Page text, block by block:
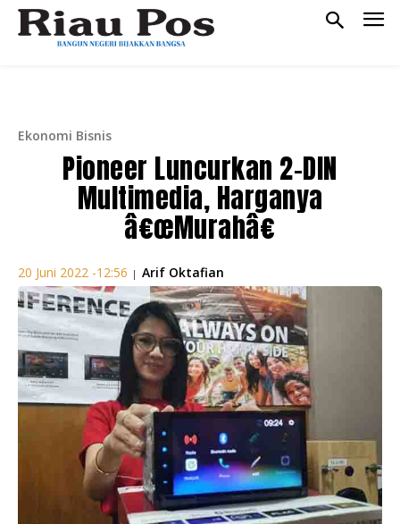
Ekonomi Bisnis
Pioneer Luncurkan 2-DIN
Multimedia, Harganya
â€œMurahâ€
20 Juni 2022 -12:56 | Arif Oktafian